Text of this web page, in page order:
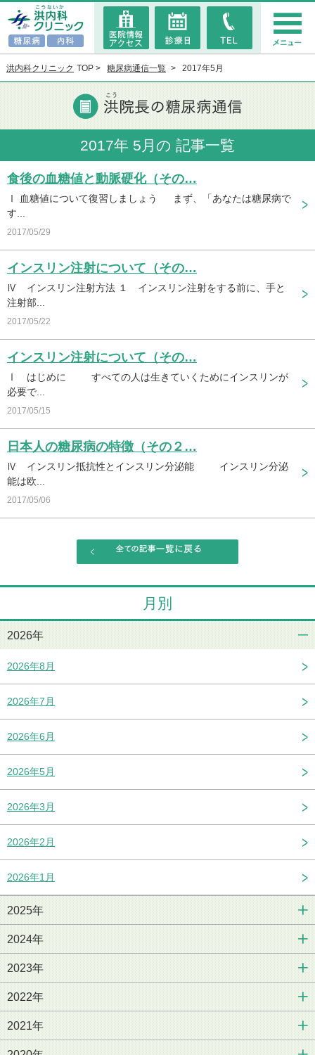
洪内科クリニック TOP 糖尿病通信一覧 2017年5月
2017年 5月の 記事一覧
食後の血糖値と動脈硬化（その…
Ⅰ 血糖値について復習しましょう まず、「あなたは糖尿病で
す...
2017/05/29
インスリン注射について（その…
Ⅳ インスリン注射方法 １ インスリン注射をする前に、手と
注射部...
2017/05/22
インスリン注射について（その…
Ⅰ はじめに すべての人は生きていくためにインスリンが
必要で...
2017/05/15
日本人の糖尿病の特徴（その２…
Ⅳ インスリン抵抗性とインスリン分泌能 インスリン分泌
能は欧...
2017/05/06
月別
2026年
2026年8月
2026年7月
2026年6月
2026年5月
2026年3月
2026年2月
2026年1月
2025年
2024年
2023年
2022年
2021年